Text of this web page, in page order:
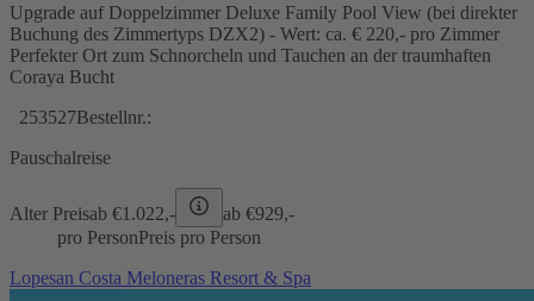
Upgrade auf Doppelzimmer Deluxe Family Pool View (bei direkter
Buchung des Zimmertyps DZX2) - Wert: ca. € 220,- pro Zimmer
Perfekter Ort zum Schnorcheln und Tauchen an der traumhaften
Coraya Bucht
253527Bestellnr.:
Pauschalreise
Alter Preisab €1.022,- ab €929,-
pro PersonPreis pro Person
Lopesan Costa Meloneras Resort & Spa